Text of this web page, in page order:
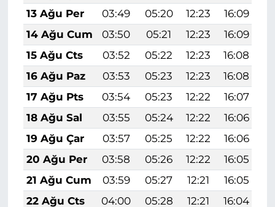
13 Ağu Per
03:49 05:20 12:23 16:09
14 Ağu Cum
03:50 05:21 12:23 16:09
15 Ağu Cts
03:52 05:22 12:23 16:08
16 Ağu Paz
03:53 05:23 12:23 16:08
17 Ağu Pts
03:54 05:23 12:22 16:07
18 Ağu Sal
03:55 05:24 12:22 16:06
19 Ağu Çar
03:57 05:25 12:22 16:06
20 Ağu Per
03:58 05:26 12:22 16:05
21 Ağu Cum
03:59 05:27 12:21 16:05
22 Ağu Cts
04:00 05:28 12:21 16:04